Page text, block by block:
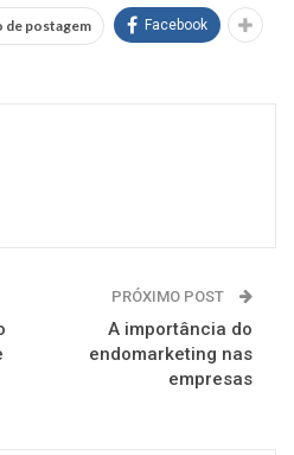
de postagem Facebook
PRÓXIMO POST
A importância do
endomarketing nas
empresas